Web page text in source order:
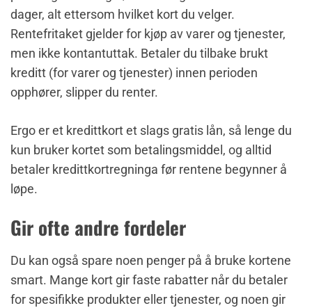
dager, alt ettersom hvilket kort du velger.
Rentefritaket gjelder for kjøp av varer og tjenester,
men ikke kontantuttak. Betaler du tilbake brukt
kreditt (for varer og tjenester) innen perioden
opphører, slipper du renter.
Ergo er et kredittkort et slags gratis lån, så lenge du
kun bruker kortet som betalingsmiddel, og alltid
betaler kredittkortregninga før rentene begynner å
løpe.
Gir ofte andre fordeler
Du kan også spare noen penger på å bruke kortene
smart. Mange kort gir faste rabatter når du betaler
for spesifikke produkter eller tjenester, og noen gir